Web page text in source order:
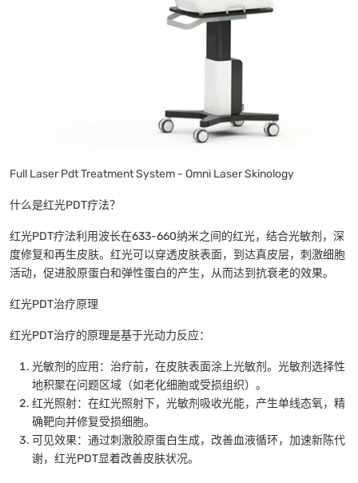
Full Laser Pdt Treatment System - Omni Laser Skinology
什么是红光PDT疗法？
红光PDT疗法利用波长在633-660纳米之间的红光，结合光敏剂，深
度修复和再生皮肤。红光可以穿透皮肤表面，到达真皮层，刺激细胞
活动，促进胶原蛋白和弹性蛋白的产生，从而达到抗衰老的效果。
红光PDT治疗原理
红光PDT治疗的原理是基于光动力反应：
光敏剂的应用：治疗前，在皮肤表面涂上光敏剂。光敏剂选择性
地积聚在问题区域（如老化细胞或受损组织）。
红光照射：在红光照射下，光敏剂吸收光能，产生单线态氧，精
确靶向并修复受损细胞。
可见效果：通过刺激胶原蛋白生成，改善血液循环，加速新陈代
谢，红光PDT显着改善皮肤状况。